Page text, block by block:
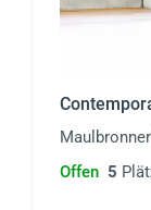
Offen 5